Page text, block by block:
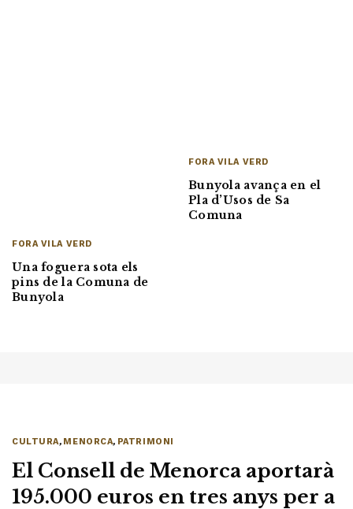
FORA VILA VERD
Una foguera sota els
pins de la Comuna de
Bunyola
FORA VILA VERD
Bunyola avança en el
Pla d’Usos de Sa
Comuna
CULTURA, MENORCA, PATRIMONI
El Consell de Menorca aportarà
195.000 euros en tres anys per a